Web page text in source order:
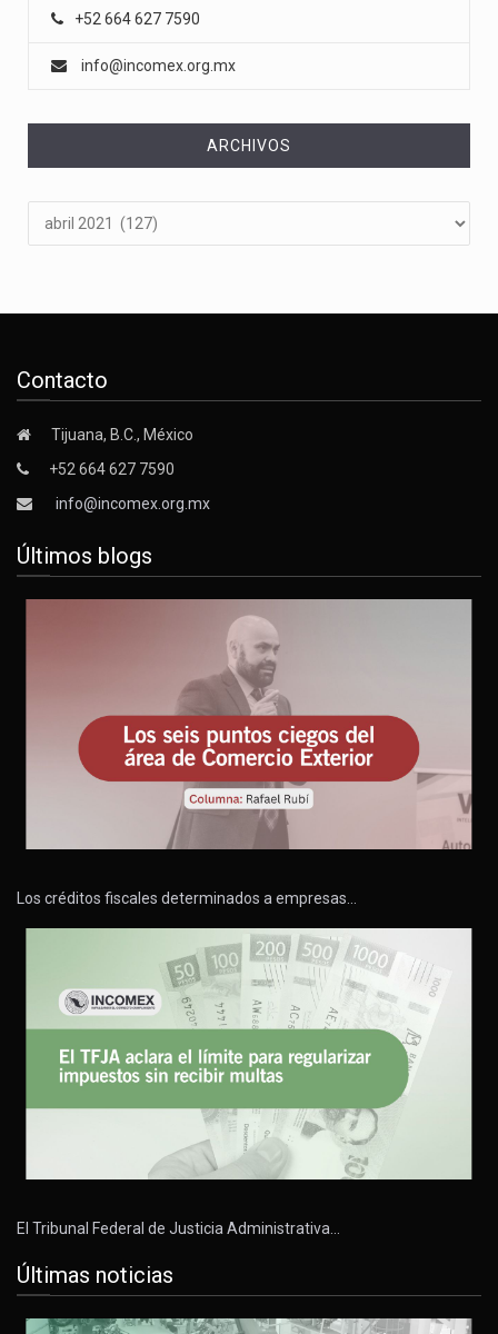
+52 664 627 7590
info@incomex.org.mx
ARCHIVOS
Contacto
Tijuana, B.C., México
+52 664 627 7590
info@incomex.org.mx
Últimos blogs
Los créditos fiscales determinados a empresas…
El Tribunal Federal de Justicia Administrativa…
Últimas noticias